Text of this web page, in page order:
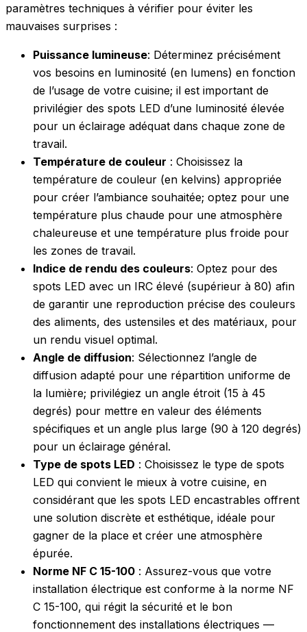
paramètres techniques à vérifier pour éviter les
mauvaises surprises :
Puissance lumineuse: Déterminez précisément
vos besoins en luminosité (en lumens) en fonction
de l’usage de votre cuisine; il est important de
privilégier des spots LED d’une luminosité élevée
pour un éclairage adéquat dans chaque zone de
travail.
Température de couleur : Choisissez la
température de couleur (en kelvins) appropriée
pour créer l’ambiance souhaitée; optez pour une
température plus chaude pour une atmosphère
chaleureuse et une température plus froide pour
les zones de travail.
Indice de rendu des couleurs: Optez pour des
spots LED avec un IRC élevé (supérieur à 80) afin
de garantir une reproduction précise des couleurs
des aliments, des ustensiles et des matériaux, pour
un rendu visuel optimal.
Angle de diffusion: Sélectionnez l’angle de
diffusion adapté pour une répartition uniforme de
la lumière; privilégiez un angle étroit (15 à 45
degrés) pour mettre en valeur des éléments
spécifiques et un angle plus large (90 à 120 degrés)
pour un éclairage général.
Type de spots LED : Choisissez le type de spots
LED qui convient le mieux à votre cuisine, en
considérant que les spots LED encastrables offrent
une solution discrète et esthétique, idéale pour
gagner de la place et créer une atmosphère
épurée.
Norme NF C 15-100 : Assurez-vous que votre
installation électrique est conforme à la norme NF
C 15-100, qui régit la sécurité et le bon
fonctionnement des installations électriques —